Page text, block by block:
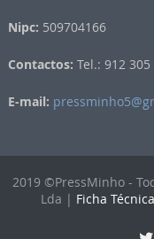
Nipc: 509704166
Contactos: Tel.: 912 305
E-mail:
2019 ©PressMinho -
Lda | Ficha Técnica